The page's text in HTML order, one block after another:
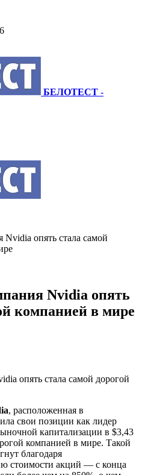
БЕЛОТЕСТ -
опять стала самой
Nvidia опять
компанией в мире
, расположенная в
свои позиции как лидер
капитализации в $3,43
компанией в мире. Такой
благодаря
стоимости акций — с конца